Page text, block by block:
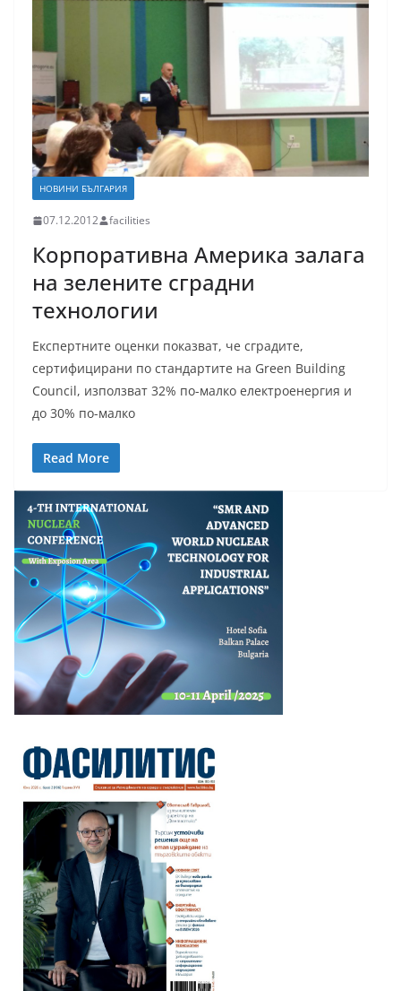
НОВИНИ БЪЛГАРИЯ
07.12.2012 facilities
Корпоративна Америка залага
на зелените сградни
технологии
Експертните оценки показват, че сградите,
сертифицирани по стандартите на Green Building
Council, използват 32% по-малко електроенергия и
до 30% по-малко
Read More